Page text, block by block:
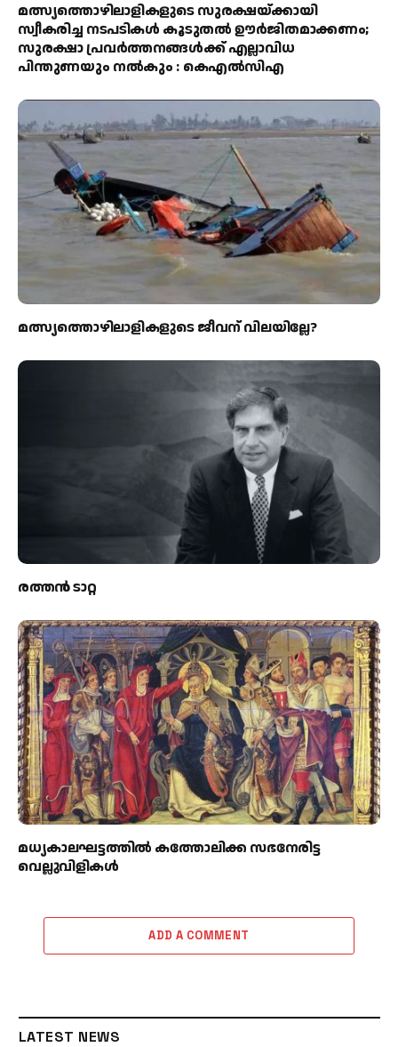
മത്സ്യത്തൊഴിലാളികളുടെ സുരക്ഷയ്ക്കായി
സ്വീകരിച്ച നടപടികൾ കൂടുതൽ ഊർജിതമാക്കണം;
സുരക്ഷാ പ്രവർത്തനങ്ങൾക്ക് എല്ലാവിധ
പിന്തുണയും നൽകും : കെഎൽസിഎ
മത്സ്യത്തൊഴിലാളികളുടെ ജീവന് വിലയില്ലേ?
രത്തന്‍ ടാറ്റ
മധ്യകാലഘട്ടത്തില്‍ കത്തോലിക്ക സഭനേരിട്ട
വെല്ലുവിളികള്‍
ADD A COMMENT
LATEST NEWS